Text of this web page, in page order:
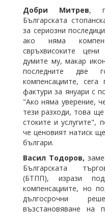
Добри Митрев,
Българската
за сериозни
ако няма
свръхвисоките
думите му, макар
последните две
компенсациите,
фактури за януари с
"Ако няма уверение,
тези разходи, това
стоките и услугите",
че ценовият натиск
българи.
Васил Тодоров,
Българската
(БТПП), изрази
компенсациите, но
дългосрочни
възстановяване на